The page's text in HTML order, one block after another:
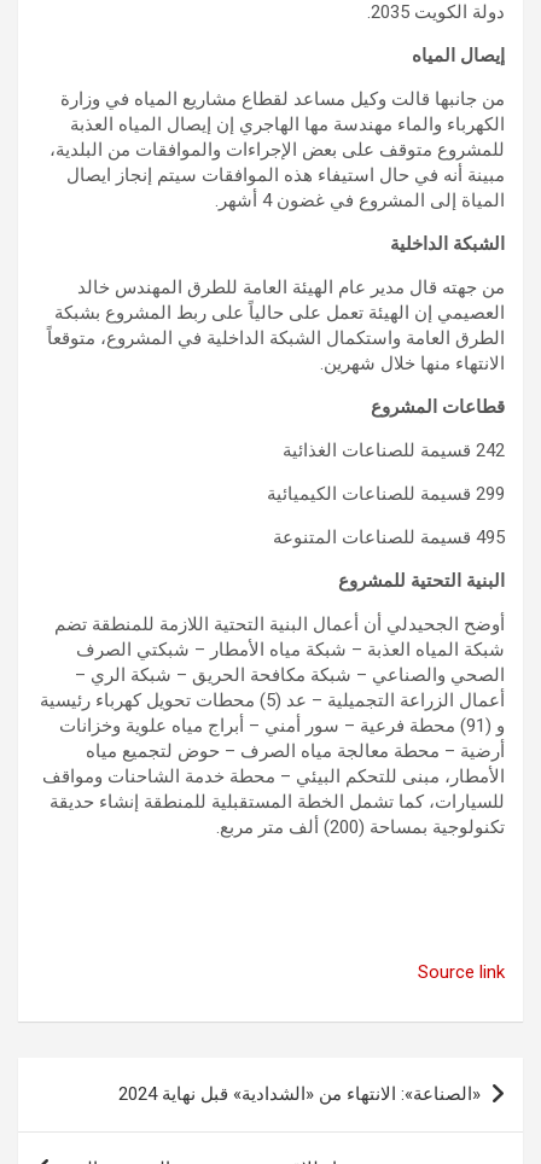
دولة الكويت 2035.
إيصال المياه
من جانبها قالت وكيل مساعد لقطاع مشاريع المياه في وزارة
الكهرباء والماء مهندسة مها الهاجري إن إيصال المياه العذبة
للمشروع متوقف على بعض الإجراءات والموافقات من البلدية،
مبينة أنه في حال استيفاء هذه الموافقات سيتم إنجاز ايصال
المياة إلى المشروع في غضون 4 أشهر.
الشبكة الداخلية
من جهته قال مدير عام الهيئة العامة للطرق المهندس خالد
العصيمي إن الهيئة تعمل على حالياً على ربط المشروع بشبكة
الطرق العامة واستكمال الشبكة الداخلية في المشروع، متوقعاً
الانتهاء منها خلال شهرين.
قطاعات المشروع
242 قسيمة للصناعات الغذائية
299 قسيمة للصناعات الكيميائية
495 قسيمة للصناعات المتنوعة
البنية التحتية للمشروع
أوضح الجحيدلي أن أعمال البنية التحتية اللازمة للمنطقة تضم
شبكة المياه العذبة – شبكة مياه الأمطار – شبكتي الصرف
الصحي والصناعي – شبكة مكافحة الحريق – شبكة الري –
أعمال الزراعة التجميلية – عد (5) محطات تحويل كهرباء رئيسية
و (91) محطة فرعية – سور أمني – أبراج مياه علوية وخزانات
أرضية – محطة معالجة مياه الصرف – حوض لتجميع مياه
الأمطار، مبنى للتحكم البيئي – محطة خدمة الشاحنات ومواقف
للسيارات، كما تشمل الخطة المستقبلية للمنطقة إنشاء حديقة
تكنولوجية بمساحة (200) ألف متر مربع.
Source link
تصفّح
المقالات
«الصناعة»: الانتهاء من «الشدادية» قبل نهاية 2024